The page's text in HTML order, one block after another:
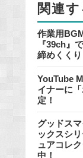
k
関連
作業用
『39ch』
締めくくり
YouTube
イナーに
定！
グッドス
ックスシ
ュアコレ
中！